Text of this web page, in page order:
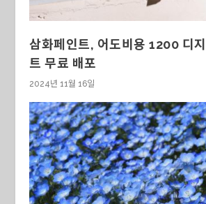
삼화페인트, 어도비용 1200 디
트 무료 배포
2024년 11월 16일